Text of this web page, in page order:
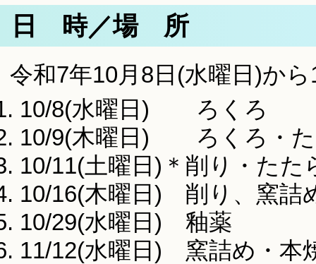
日 時／場 所
令和7年10月8日(水曜日)か
10/8(水曜日) ろくろ
10/9(木曜日) ろくろ・
10/11(土曜日)＊削り・た
10/16(木曜日) 削り、窯詰
10/29(水曜日) 釉薬
11/12(水曜日) 窯詰め・本